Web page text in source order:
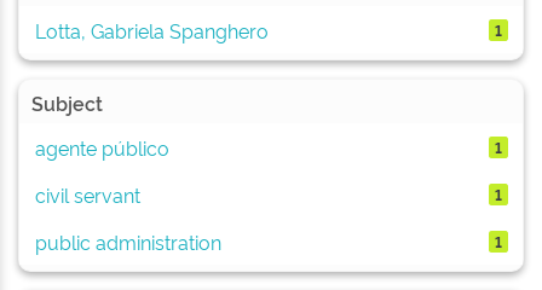
Lotta, Gabriela Spanghero
1
Subject
agente público
1
civil servant 1
public administration 1